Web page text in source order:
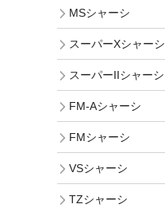
MSシャーシ
スーパーXシャーシ
スーパーIIシャーシ
FM-Aシャーシ
FMシャーシ
VSシャーシ
TZシャーシ